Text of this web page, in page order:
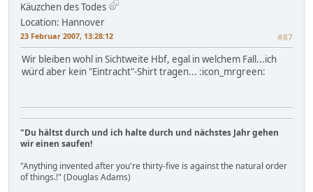
Käuzchen des Todes
Location: Hannover
23 Februar 2007, 13:28:12 #87
Wir bleiben wohl in Sichtweite Hbf, egal in welchem Fall...ich
würd aber kein "Eintracht"-Shirt tragen... :icon_mrgreen:
"Du hältst durch und ich halte durch und nächstes Jahr gehen
wir einen saufen!
"Anything invented after you're thirty-five is against the natural order
of things.!" (Douglas Adams)